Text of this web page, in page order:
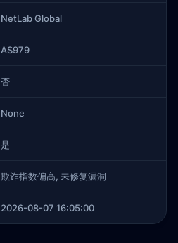
NetLab Global
AS979
否
None
是
欺诈指数偏高, 未修复漏洞
2026-08-07 16:05:00